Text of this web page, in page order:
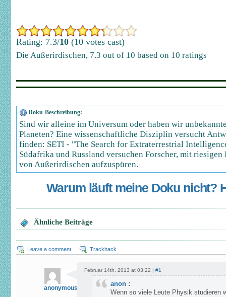
Rating: 7.3/10 (10 votes cast)
Die Außerirdischen, 7.3 out of 10 based on 10 ratings
Doku-Beschreibung:
Sind wir alleine im Universum oder haben wir
Planeten? Eine wissenschaftliche Disziplin versucht
finden: SETI - "The Search for Extraterrestrial
Südafrika und Russland versuchen Forscher, mit
von Außerirdischen aufzuspüren.
Warum läuft meine Doku nicht?
Ähnliche Beiträge
Leave a comment Trackback
anonymouse
Februar 14th, 2013 at 03:22 | #1
anon :
Wenn so viele Leute Physik studieren